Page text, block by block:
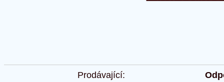
Prodávající: